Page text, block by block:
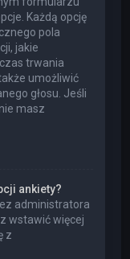
Każdą opcję
pola
jakie
trwania
umożliwić
głosu. Jeśli
masz
ankiety?
administratora
wstawić więcej
z